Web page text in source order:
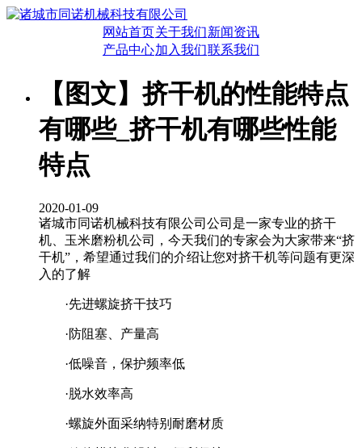
网站首页关于我们新闻资讯
产品中心加入我们联系我们
【图文】挤干机的性能特点
有哪些_挤干机有哪些性能
特点
2020-01-09
诸城市同诺机械科技有限公司公司是一家专业的挤干
机、玉米磨粉机公司，今天我们的专家会为大家带来“挤
干机”，希望通过我们的介绍让您对挤干机等问题有更深
入的了解
·先进螺旋挤干技巧
·防阻塞、产量高
·低噪音，保护频率低
·脱水效率高
·螺旋外面采纳特别耐磨材质